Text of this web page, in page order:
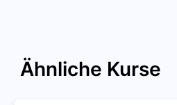
Ähnliche Kurse